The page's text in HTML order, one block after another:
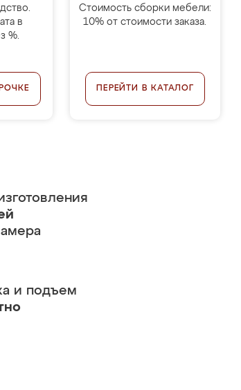
в
%.
Стоимость сборки мебели:
10% от стоимости заказа.
ПЕРЕЙТИ В КАТАЛОГ
и подъем